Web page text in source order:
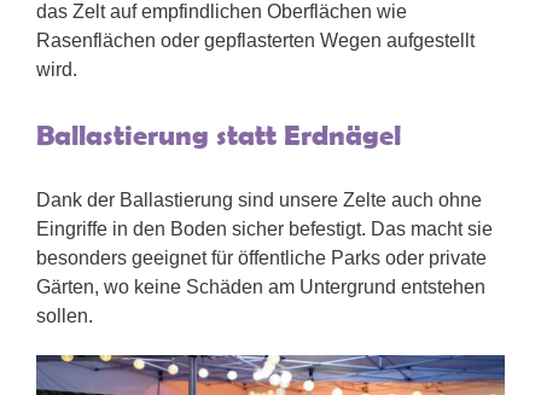
das Zelt auf empfindlichen Oberflächen wie
Rasenflächen oder gepflasterten Wegen aufgestellt
wird.
Ballastierung statt Erdnägel
Dank der Ballastierung sind unsere Zelte auch ohne
Eingriffe in den Boden sicher befestigt. Das macht sie
besonders geeignet für öffentliche Parks oder private
Gärten, wo keine Schäden am Untergrund entstehen
sollen.